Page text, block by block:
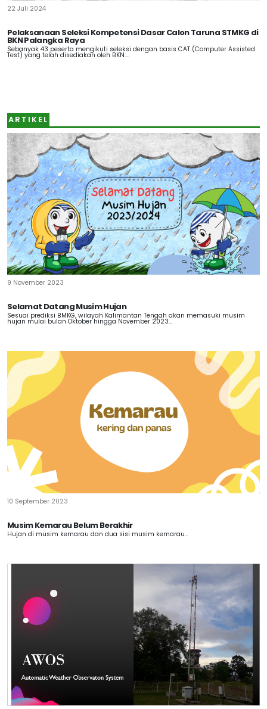
22 Juli 2024
Pelaksanaan Seleksi Kompetensi Dasar Calon Taruna STMKG di
BKN Palangka Raya
Sebanyak 43 peserta mengikuti seleksi dengan basis CAT (Computer Assisted
Test) yang telah disediakan oleh BKN....
ARTIKEL
9 November 2023
Selamat Datang Musim Hujan
Sesuai prediksi BMKG, wilayah Kalimantan Tengah akan memasuki musim
hujan mulai bulan Oktober hingga November 2023...
10 September 2023
Musim Kemarau Belum Berakhir
Hujan di musim kemarau dan dua sisi musim kemarau...